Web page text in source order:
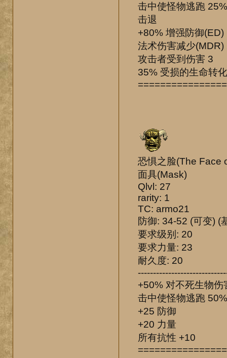
击中使怪物逃跑 25%
击退
+80% 增强防御(ED)
法术伤害减少(MDR)
攻击者受到伤害 3
35% 受损的生命转
恐惧之脸(The Face
面具(Mask)
Qlvl: 27
rarity: 1
TC: armo21
防御: 34-52 (可变) (
要求级别: 20
要求力量: 23
耐久度: 20
+50% 对不死生物伤
击中使怪物逃跑 50%
+25 防御
+20 力量
所有抗性 +10